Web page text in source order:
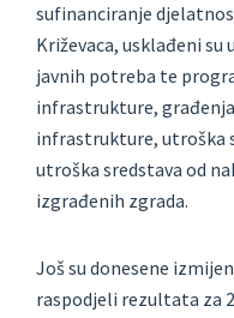
sufinanciranje
Križevaca, usklađeni
javnih potreba te
infrastrukture,
infrastrukture, utroška
utroška sredstava od
izgrađenih zgrada.
Još su donesene
raspodjeli rezultata za